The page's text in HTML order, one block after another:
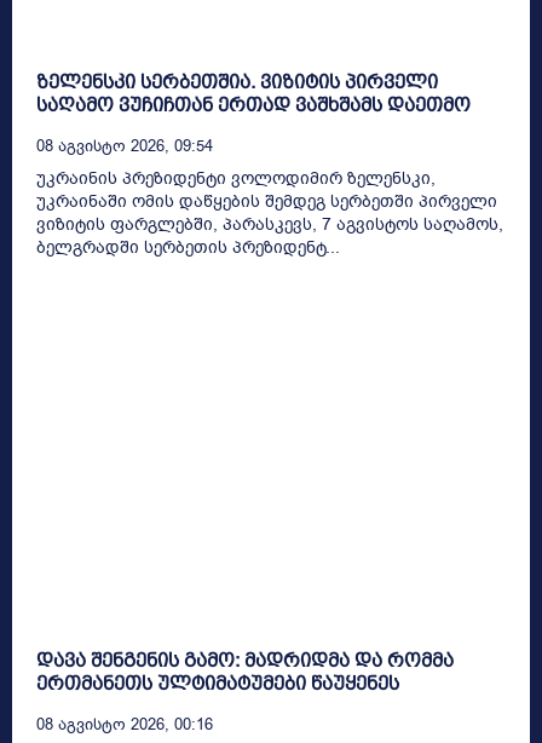
ზელენსკი სერბეთშია. ვიზიტის პირველი
საღამო ვუჩიჩთან ერთად ვაშხშამს დაეთმო
08 Აგვისტო 2026, 09:54
უკრაინის პრეზიდენტი ვოლოდიმირ ზელენსკი,
უკრაინაში ომის დაწყების შემდეგ სერბეთში პირველი
ვიზიტის ფარგლებში, პარასკევს, 7 აგვისტოს საღამოს,
ბელგრადში სერბეთის პრეზიდენტ...
დავა შენგენის გამო: მადრიდმა და რომმა
ერთმანეთს ულტიმატუმები წაუყენეს
08 Აგვისტო 2026, 00:16